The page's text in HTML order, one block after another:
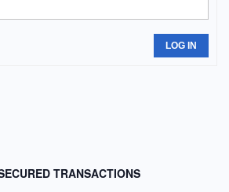
LOG IN
TRANSACTIONS